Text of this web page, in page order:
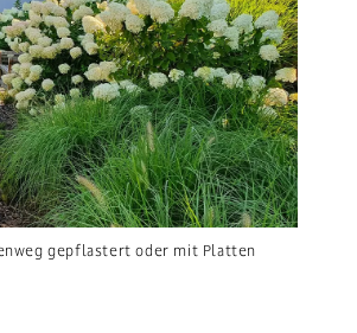
gepflastert oder mit Platten